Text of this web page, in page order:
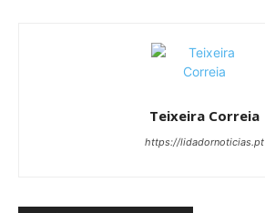
Teixeira Correia
https://lidadornoticias.pt